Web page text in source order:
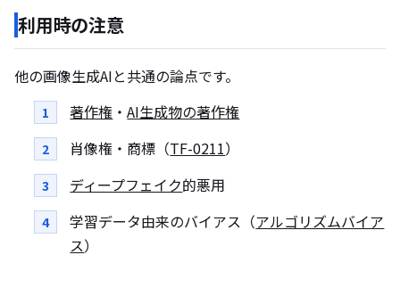
利用時の注意
他の画像生成AIと共通の論点です。
著作権 ・AI生成物の著作権
肖像権・商標（TF-0211）
ディープフェイク的悪用
学習データ由来のバイアス（アルゴリズムバイア
ス）